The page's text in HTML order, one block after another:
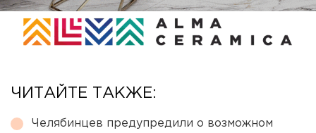
ЧИТАЙТЕ ТАКЖЕ:
Челябинцев предупредили о возможном